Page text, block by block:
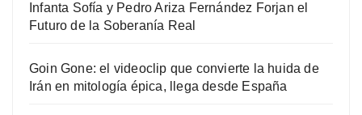
Infanta Sofía y Pedro Ariza Fernández Forjan el
Futuro de la Soberanía Real
Goin Gone: el videoclip que convierte la huida de
Irán en mitología épica, llega desde España